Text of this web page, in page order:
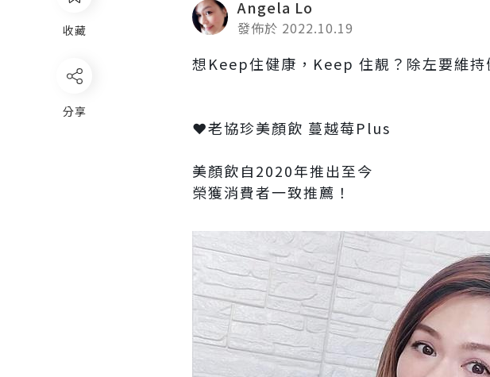
收藏
分享
Angela Lo
發佈於 2022.10.19
想Keep住健康，Keep 住靚？除左要維
❤老協珍美顏飲 蔓越莓Plus
美顏飲自2020年推出至今
榮獲消費者一致推薦！